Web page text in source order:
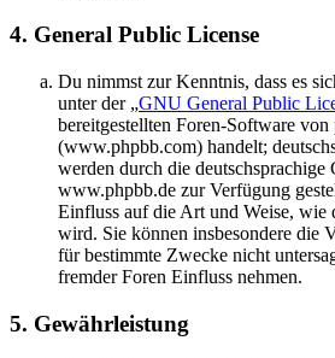
4. General Public License
Du nimmst zur Kenntnis, dass es
unter der „GNU General Public
bereitgestellten Foren-Software
(www.phpbb.com) handelt;
werden durch die deutschsprachige
www.phpbb.de zur Verfügung
Einfluss auf die Art und Weise, wie
wird. Sie können insbesondere die
für bestimmte Zwecke nicht
fremder Foren Einfluss nehmen.
5. Gewährleistung